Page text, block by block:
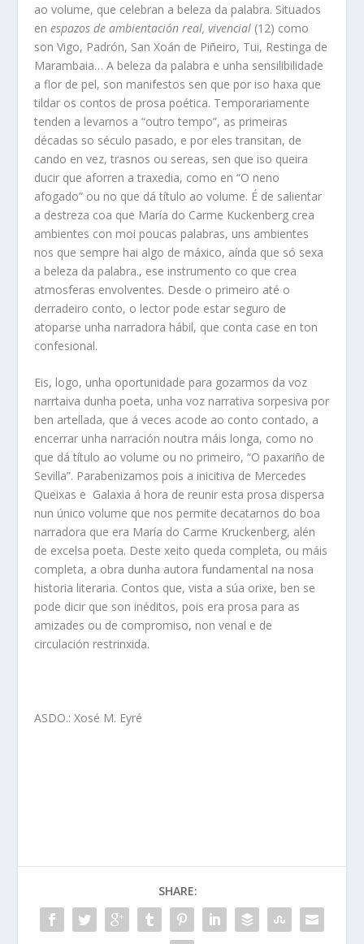
ao volume, que celebran a beleza da palabra. Situados
enespazos de ambientación real, vivencial (12) como
son Vigo, Padrón, San Xoán de Piñeiro, Tui, Restinga de
Marambaia… A beleza da palabra e unha sensilibilidade
a flor de pel, son manifestos sen que por iso haxa que
tildar os contos de prosa poética. Temporariamente
tenden a levarnos a “outro tempo”, as primeiras
décadas so século pasado, e por eles transitan, de
cando en vez, trasnos ou sereas, sen que iso queira
ducir que aforren a traxedia, como en “O neno
afogado” ou no que dá título ao volume. É de salientar
a destreza coa que María do Carme Kuckenberg crea
ambientes con moi poucas palabras, uns ambientes
nos que sempre hai algo de máxico, aínda que só sexa
a beleza da palabra., ese instrumento co que crea
atmosferas envolventes. Desde o primeiro até o
derradeiro conto, o lector pode estar seguro de
atoparse unha narradora hábil, que conta case en ton
confesional.
Eis, logo, unha oportunidade para gozarmos da voz
narrtaiva dunha poeta, unha voz narrativa sorpesiva por
ben artellada, que á veces acode ao conto contado, a
encerrar unha narración noutra máis longa, como no
que dá título ao volume ou no primeiro, “O paxariño de
Sevilla”. Parabenizamos pois a inicitiva de Mercedes
Queixas e Galaxia á hora de reunir esta prosa dispersa
nun único volume que nos permite decatarnos do boa
narradora que era María do Carme Kruckenberg, alén
de excelsa poeta. Deste xeito queda completa, ou máis
completa, a obra dunha autora fundamental na nosa
historia literaria. Contos que, vista a súa orixe, ben se
pode dicir que son inéditos, pois era prosa para as
amizades ou de compromiso, non venal e de
circulación restrinxida.
ASDO.: Xosé M. Eyré
SHARE: